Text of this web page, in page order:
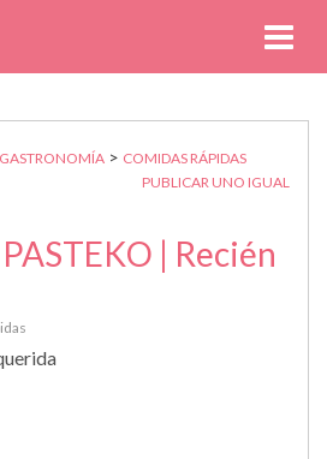
GASTRONOMÍA > COMIDAS RÁPIDAS
PUBLICAR UNO IGUAL
| Recién